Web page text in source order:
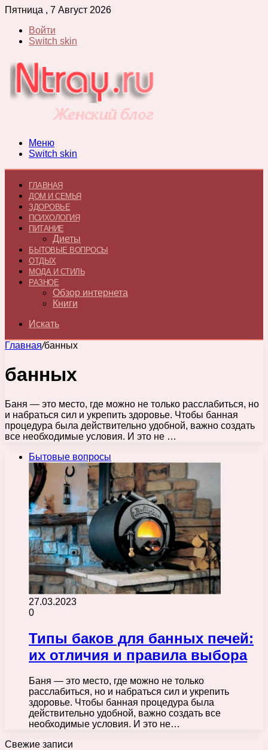
Пятница , 7 Август 2026
Войти
Switch skin
Меню
Switch skin
ГЛАВНАЯ
ДОМ И СЕМЬЯ
ЗДОРОВЬЕ
ПСИХОЛОГИЯ
ПИТАНИЕ
Диеты
БЫТОВЫЕ ВОПРОСЫ
ОТДЫХ
МОДА И СТИЛЬ
РАЗНОЕ
Обзор интернета
Книги
Искать
Главная/банных
банных
Баня — это место, где можно не только расслабиться, но
и набраться сил и укрепить здоровье. Чтобы банная
процедура была действительно удобной, важно создать
все необходимые условия. И это не …
Бытовые вопросы
27.03.2023
0
Типы баков для банных печей:
их отличия и правила выбора
Баня — это место, где можно не только
расслабиться, но и набраться сил и укрепить
здоровье. Чтобы банная процедура была
действительно удобной, важно создать все
необходимые условия. И это не…
Свежие записи